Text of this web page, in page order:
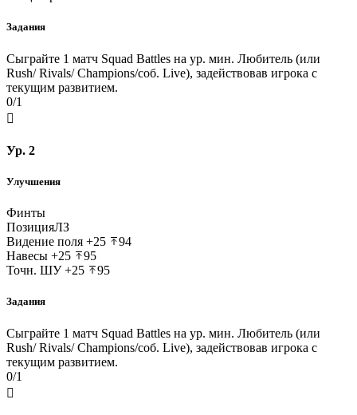
Задания
Сыграйте 1 матч Squad Battles на ур. мин. Любитель (или
Rush/ Rivals/ Champions/соб. Live), задействовав игрока с
текущим развитием.
0/1

Ур. 2
Улучшения
Финты
ПозицияЛЗ
Видение поля +25
94
Навесы +25
95
Точн. ШУ+25 95
Задания
Сыграйте 1 матч Squad Battles на ур. мин. Любитель (или
Rush/ Rivals/ Champions/соб. Live), задействовав игрока с
текущим развитием.
0/1
